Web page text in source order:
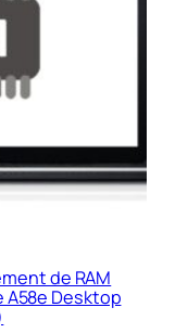
de RAM
A58e Desktop